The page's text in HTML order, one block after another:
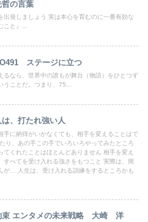
哲の言葉
出発しましょう 実は本心を育むのに一番有効な
こと』...
ステージに立つ
るなら、世界中の誰もが舞台（物語）をひとつず
うことだ。つまり、75...
、打たれ強い人
手に納得がいかなくても、相手を変えることはで
り、あの手この手でいろいろやってみたところ
てくれたことはほとんどありません 相手を変え
すべてを受け入れる強さをもつこと 実際は、簡
が… 人生は、受け入れる訓練をするところかも
束 エンタメの未来戦略 大崎 洋